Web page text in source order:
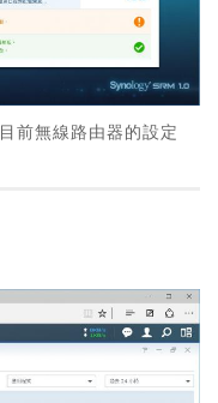
前無線路由器的設定